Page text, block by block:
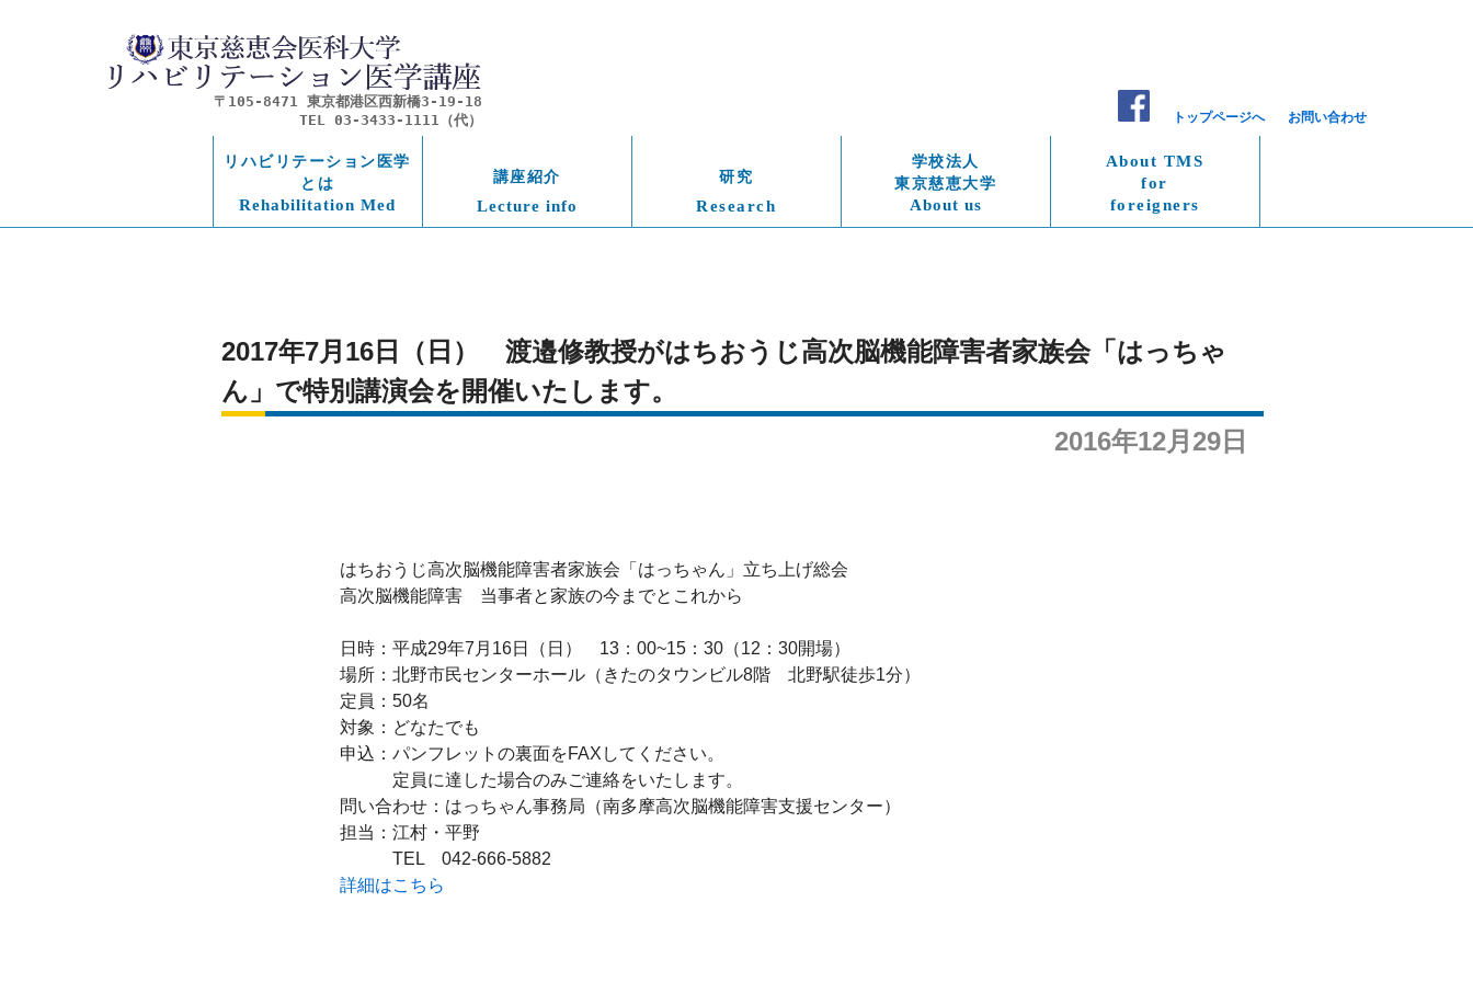
〒105-8471 東京都港区西新橋3-19-18
TEL 03-3433-1111（代）
トップページへ お問い合わせ
リハビリテーション医学
とは
Rehabilitation Med
講座紹介
Lecture info
研究
Research
学校法人
東京慈恵大学
About us
About TMS
for
foreigners
2017年7月16日（日）　渡邉修教授がはちおうじ高次脳機能障害者家族会「はっちゃ
ん」で特別講演会を開催いたします。
2016年12月29日
はちおうじ高次脳機能障害者家族会「はっちゃん」立ち上げ総会
高次脳機能障害　当事者と家族の今までとこれから
日時：平成29年7月16日（日）　13：00~15：30（12：30開場）
場所：北野市民センターホール（きたのタウンビル8階　北野駅徒歩1分）
定員：50名
対象：どなたでも
申込：パンフレットの裏面をFAXしてください。
定員に達した場合のみご連絡をいたします。
問い合わせ：はっちゃん事務局（南多摩高次脳機能障害支援センター）
担当：江村・平野
詳細はこちら